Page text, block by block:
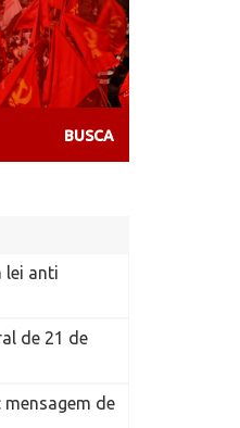
lei anti
de 21 de
de